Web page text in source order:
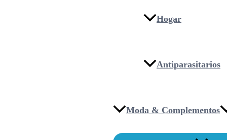
Hogar
Antiparasitarios
Moda & Complementos